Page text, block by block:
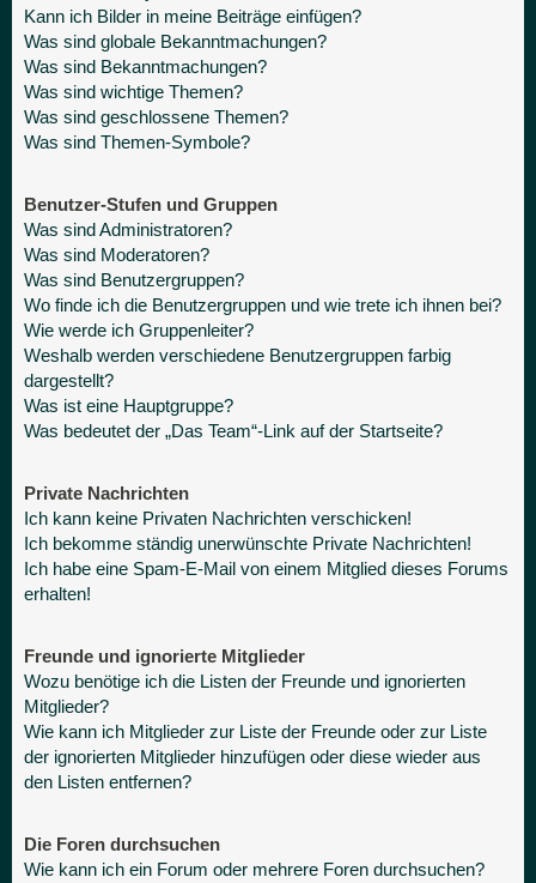
Kann ich Bilder in meine Beiträge einfügen?
Was sind globale Bekanntmachungen?
Was sind Bekanntmachungen?
Was sind wichtige Themen?
Was sind geschlossene Themen?
Was sind Themen-Symbole?
Benutzer-Stufen und Gruppen
Was sind Administratoren?
Was sind Moderatoren?
Was sind Benutzergruppen?
Wo finde ich die Benutzergruppen und wie trete ich ihnen bei?
Wie werde ich Gruppenleiter?
Weshalb werden verschiedene Benutzergruppen farbig
dargestellt?
Was ist eine Hauptgruppe?
Was bedeutet der „Das Team“-Link auf der Startseite?
Private Nachrichten
Ich kann keine Privaten Nachrichten verschicken!
Ich bekomme ständig unerwünschte Private Nachrichten!
Ich habe eine Spam-E-Mail von einem Mitglied dieses Forums
erhalten!
Freunde und ignorierte Mitglieder
Wozu benötige ich die Listen der Freunde und ignorierten
Mitglieder?
Wie kann ich Mitglieder zur Liste der Freunde oder zur Liste
der ignorierten Mitglieder hinzufügen oder diese wieder aus
den Listen entfernen?
Die Foren durchsuchen
Wie kann ich ein Forum oder mehrere Foren durchsuchen?